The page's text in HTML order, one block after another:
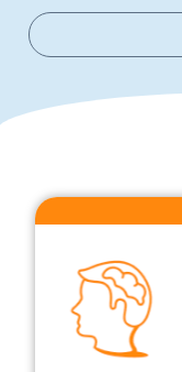
i
l
l
*